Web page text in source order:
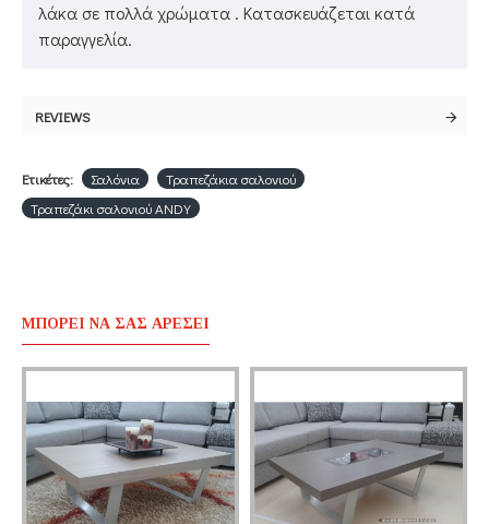
λάκα σε πολλά χρώματα . Κατασκευάζεται κατά
παραγγελία.
REVIEWS
Ετικέτες: Σαλόνια
Τραπεζάκια σαλονιού
Τραπεζάκι σαλονιού ANDY
ΜΠΟΡΕΊ ΝΑ ΣΑΣ ΑΡΈΣΕΙ